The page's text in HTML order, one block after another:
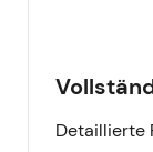
Detaillierte